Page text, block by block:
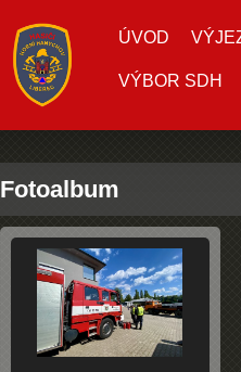
ÚVOD
VÝBOR SDH
Fotoalbum